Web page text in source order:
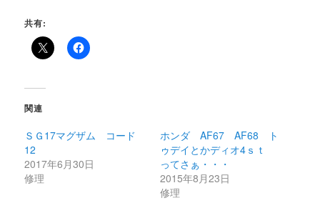
共有:
関連
ＳＧ17マグザム コード
12
2017年6月30日
修理
ホンダ AF67 AF68 ト
ゥデイとかディオ4ｓｔ
ってさぁ・・・
2015年8月23日
修理